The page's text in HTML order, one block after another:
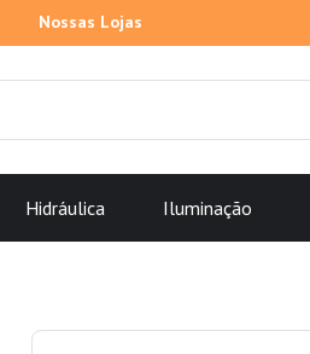
Nossas Lojas
Hidráulica Iluminação